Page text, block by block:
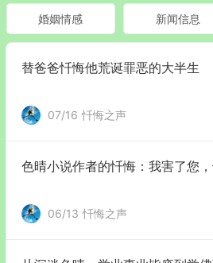
婚姻情感 新闻信息
替爸爸忏悔他荒诞罪恶的大半生
07/16 忏悔之声
色晴小说作者的忏悔：我害了您，
06/13 忏悔之声